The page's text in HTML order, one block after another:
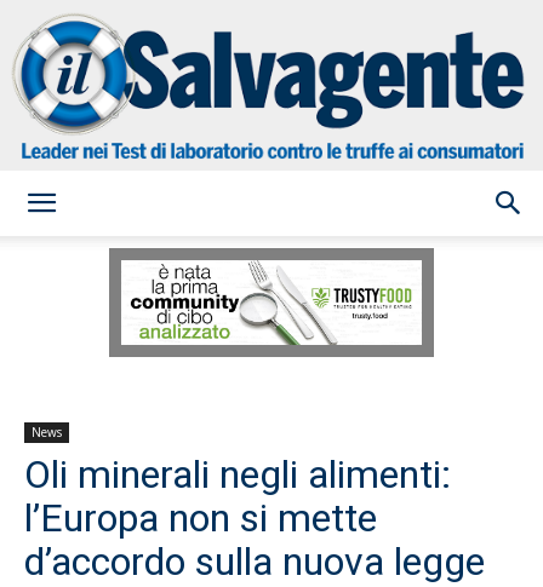
Salvagente
News
Oli minerali negli alimenti:
l’Europa non si mette
d’accordo sulla nuova legge